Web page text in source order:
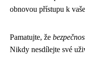
obnovou přístupu k
Pamatujte, že
Nikdy nesdílejte své